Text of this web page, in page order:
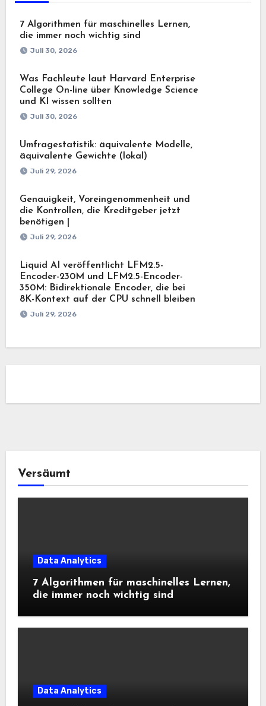
7 Algorithmen für maschinelles Lernen,
die immer noch wichtig sind
Juli 30, 2026
Was Fachleute laut Harvard Enterprise
College On-line über Knowledge Science
und KI wissen sollten
Juli 30, 2026
Umfragestatistik: äquivalente Modelle,
äquivalente Gewichte (lokal)
Juli 29, 2026
Genauigkeit, Voreingenommenheit und
die Kontrollen, die Kreditgeber jetzt
benötigen |
Juli 29, 2026
Liquid AI veröffentlicht LFM2.5-
Encoder-230M und LFM2.5-Encoder-
350M: Bidirektionale Encoder, die bei
8K-Kontext auf der CPU schnell bleiben
Juli 29, 2026
Versäumt
Data Analytics
7 Algorithmen für maschinelles Lernen,
die immer noch wichtig sind
Data Analytics